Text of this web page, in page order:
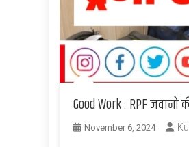
Good Work : RPF
November 6, 2024